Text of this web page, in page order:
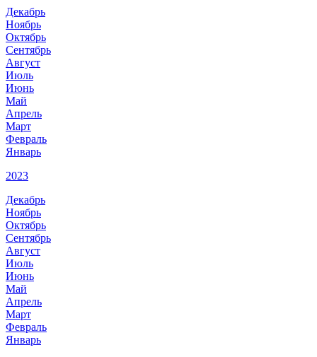
Декабрь
Ноябрь
Октябрь
Сентябрь
Август
Июль
Июнь
Май
Апрель
Март
Февраль
Январь
2023
Декабрь
Ноябрь
Октябрь
Сентябрь
Август
Июль
Июнь
Май
Апрель
Март
Февраль
Январь